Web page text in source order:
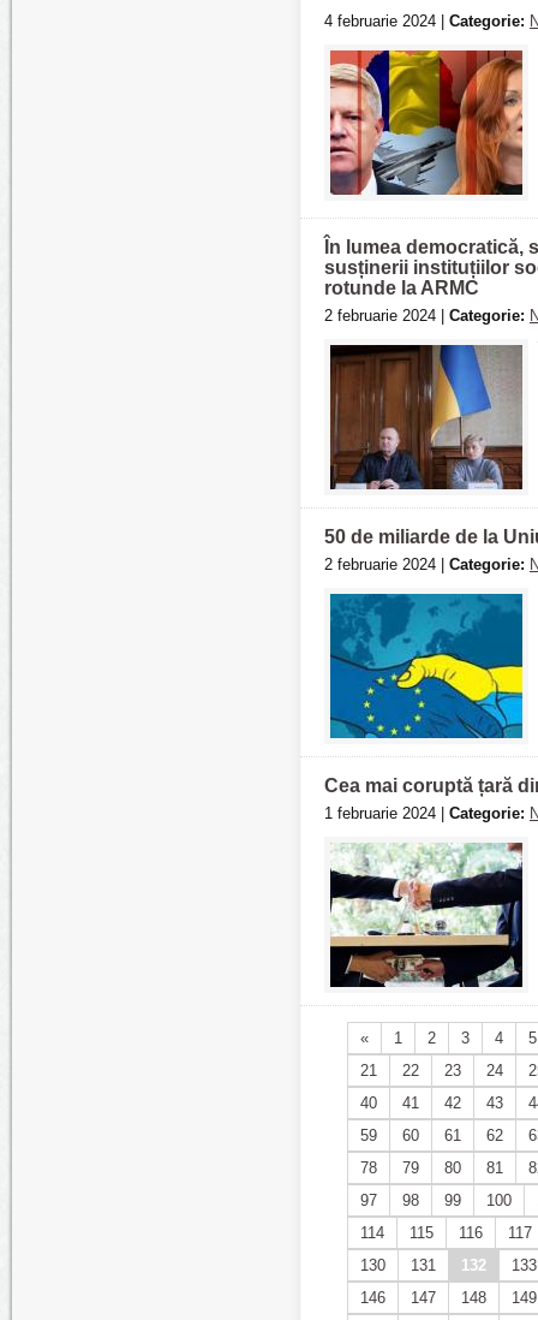
4 februarie 2024 | Categorie:
În lumea democratică,
susținerii instituțiilor
rotunde la ARMC
2 februarie 2024 | Categorie:
50 de miliarde de la
2 februarie 2024 | Categorie:
Cea mai coruptă țară
1 februarie 2024 | Categorie:
« 1 2 3 4
5
21
22 23 24
40
41 42 43
59
60 61 62
78
79 80 81
97
98 99 100
114
115 116
117
130
131 132
133
146
147 148
149